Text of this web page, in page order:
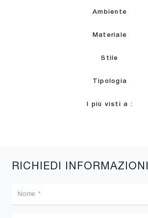
Ambiente
Materiale
Stile
Tipologia
I più visti a :
RICHIEDI INFORMAZIONI